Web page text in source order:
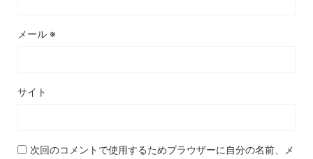
メール ※
サイト
次回のコメントで使用するためブラウザーに自分の名前、メ